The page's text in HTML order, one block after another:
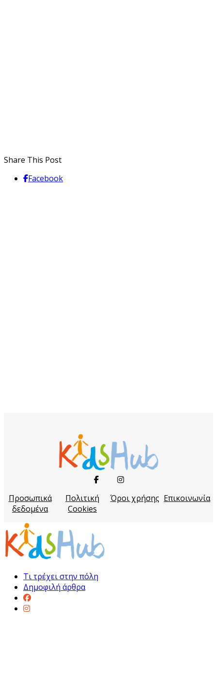
Share This Post
Facebook
Προσωπικά
δεδομένα
Πολιτική
Cookies
Όροι χρήσης Επικοινωνία
Τι τρέχει στην πόλη
Δημοφιλή άρθρα